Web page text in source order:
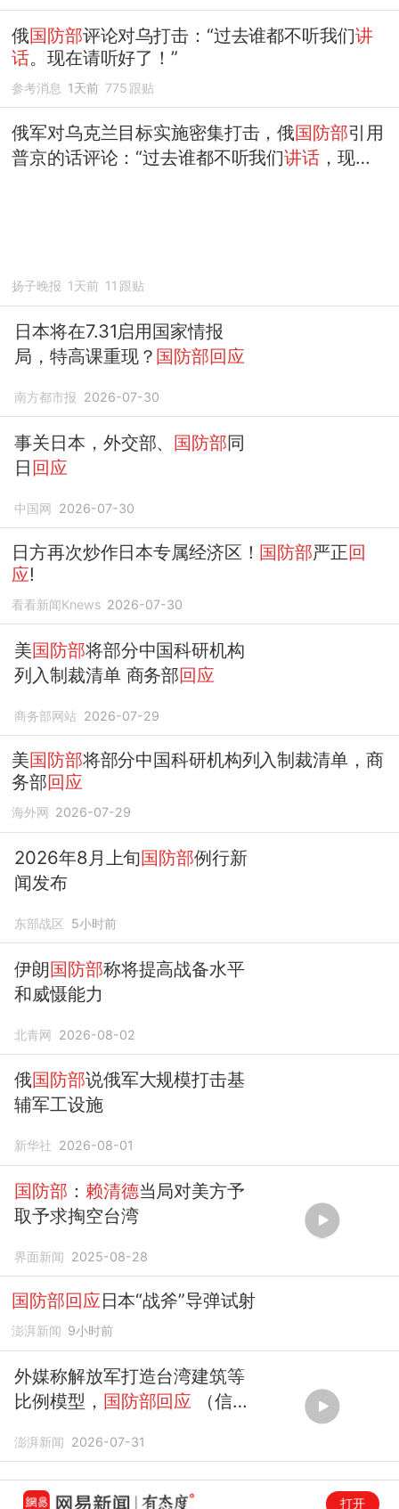
俄国防部评论对乌打击：“过去谁都不听我们讲
话。现在请听好了！”
参考消息 1天前 775 跟贴
俄军对乌克兰目标实施密集打击，俄国防部引用
普京的话评论：“过去谁都不听我们讲话，现在
扬子晚报 1天前 11 跟贴
日本将在7.31启用国家情报
局，特高课重现？ 国防部回应
南方都市报 2026-07-30
事关日本，外交部、 国防部同
日回应
中国网 2026-07-30
日方再次炒作日本专属经济区！ 国防部严正回
应!
看看新闻Knews 2026-07-30
美国防部将部分中国科研机构
列入制裁清单 商务部回应
商务部网站 2026-07-29
美国防部将部分中国科研机构列入制裁清单，商
务部回应
海外网 2026-07-29
2026年8月上旬国防部例行新
闻发布
东部战区 5小时前
伊朗国防部称将提高战备水平
和威慑能力
北青网 2026-08-02
俄国防部说俄军大规模打击基
辅军工设施
新华社 2026-08-01
国防部 ： 赖清德当局对美方予
取予求掏空台湾
界面新闻 2025-08-28
国防部回应日本“战斧”导弹试射
澎湃新闻 9小时前
外媒称解放军打造台湾建筑等
比例模型， 国防部回应 （信息
澎湃新闻 2026-07-31
打开